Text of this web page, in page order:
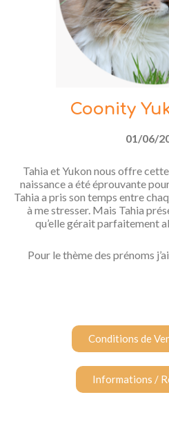
Coonity
01/06/
Tahia et Yukon nous offre
naissance a été éprouvante
Tahia a pris son temps entre
à me stresser. Mais Tahia
qu’elle gérait parfaitement
Pour le thème des prénoms
Conditions de
Informations /